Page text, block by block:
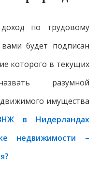
по трудовому
будет подписан
которого в текущих
разумной
имущества
в Нидерландах
недвижимости –